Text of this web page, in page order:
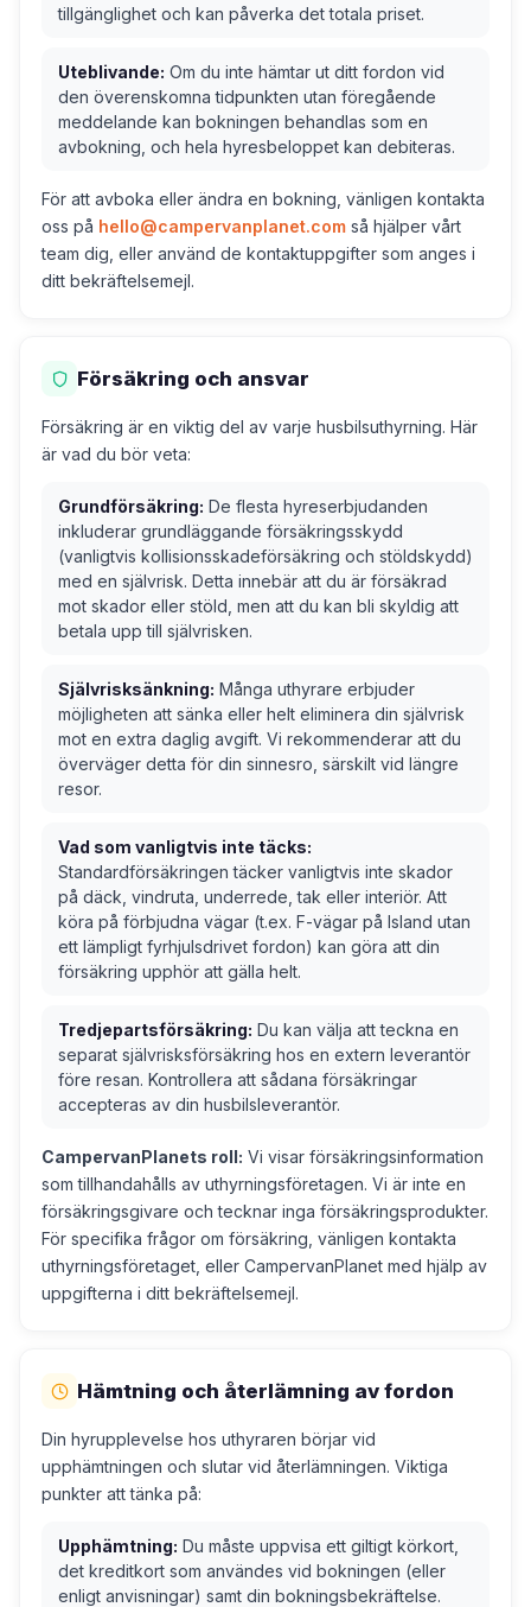
tillgänglighet och kan påverka det totala priset.
Uteblivande: Om du inte hämtar ut ditt fordon vid
den överenskomna tidpunkten utan föregående
meddelande kan bokningen behandlas som en
avbokning, och hela hyresbeloppet kan debiteras.
För att avboka eller ändra en bokning, vänligen kontakta
oss på hello@campervanplanet.com så hjälper vårt
team dig, eller använd de kontaktuppgifter som anges i
ditt bekräftelsemejl.
Försäkring och ansvar
Försäkring är en viktig del av varje husbilsuthyrning. Här
är vad du bör veta:
Grundförsäkring: De flesta hyreserbjudanden
inkluderar grundläggande försäkringsskydd
(vanligtvis kollisionsskadeförsäkring och stöldskydd)
med en självrisk. Detta innebär att du är försäkrad
mot skador eller stöld, men att du kan bli skyldig att
betala upp till självrisken.
Självrisksänkning: Många uthyrare erbjuder
möjligheten att sänka eller helt eliminera din självrisk
mot en extra daglig avgift. Vi rekommenderar att du
överväger detta för din sinnesro, särskilt vid längre
resor.
Vad som vanligtvis inte täcks:
Standardförsäkringen täcker vanligtvis inte skador
på däck, vindruta, underrede, tak eller interiör. Att
köra på förbjudna vägar (t.ex. F-vägar på Island utan
ett lämpligt fyrhjulsdrivet fordon) kan göra att din
försäkring upphör att gälla helt.
Tredjepartsförsäkring: Du kan välja att teckna en
separat självrisksförsäkring hos en extern leverantör
före resan. Kontrollera att sådana försäkringar
accepteras av din husbilsleverantör.
CampervanPlanets roll: Vi visar försäkringsinformation
som tillhandahålls av uthyrningsföretagen. Vi är inte en
försäkringsgivare och tecknar inga försäkringsprodukter.
För specifika frågor om försäkring, vänligen kontakta
uthyrningsföretaget, eller CampervanPlanet med hjälp av
uppgifterna i ditt bekräftelsemejl.
Hämtning och återlämning av fordon
Din hyrupplevelse hos uthyraren börjar vid
upphämtningen och slutar vid återlämningen. Viktiga
punkter att tänka på:
Upphämtning: Du måste uppvisa ett giltigt körkort,
det kreditkort som användes vid bokningen (eller
enligt anvisningar) samt din bokningsbekräftelse.